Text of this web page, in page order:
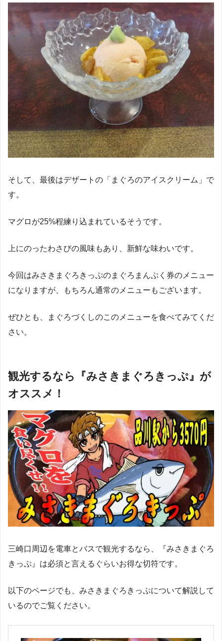
そして、最後はデザートの「まぐろのアイスクリーム」で
す。
マグロが25%程練り込まれているそうです。
上にのったわさびの風味もあり、新鮮な味わいです。
今回はみさきまぐろきっぷのまぐろまんぷく券のメニュー
になりますが、もちろん通常のメニューもございます。
ぜひとも、まぐろづくしのこのメニューを食べてみてくだ
さい。
観光するなら『みさきまぐろきっぷ』が
オススメ！
三崎口周辺を電車とバスで観光するなら、『みさきまぐろ
きっぷ』は必須と言えるぐらいお得な切符です。
以下のページでも、みさきまぐろきっぷについて解説して
いるのでご覧ください。